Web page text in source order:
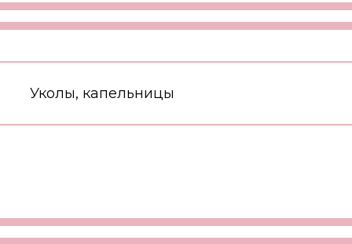
Уколы, капельницы